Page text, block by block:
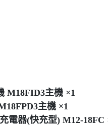
M18FID3主機 ×1
主機 ×1
電器(快充型) M12-18FC